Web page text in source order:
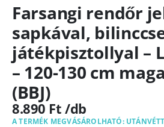
Farsangi rendőr
sapkával,
játékpisztollyal –
– 120-130 cm
(BBJ)
8.890 Ft
A TERMÉK MEGVÁSÁROLHATÓ: